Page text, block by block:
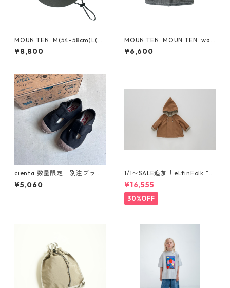
MOUN TEN. M(54-58cm)L(~6
0cm) reversible adventure
hat (re-nylon) [MA78-1957
¥8,800
MOUN TEN. MOUN TEN. wat
ch cap [MA74-1958a]
¥6,600
cienta 数量限定 別注ブラウ
ンソール Tストラップ シュー
ズ Negro
¥5,060
1/1〜SALE追加！eLfinFolk "el
f coat" (milky brown) 110 12
0 130
¥16,555
30%OFF